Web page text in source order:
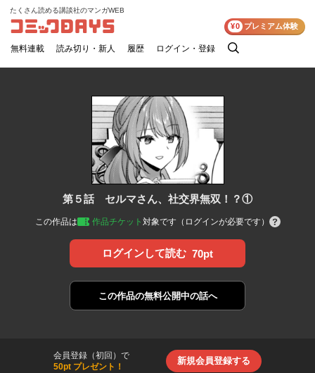
コミックDAYS
たくさん読める講談社のマンガWEB
無料連載 読み切り・新人 履歴 ログイン・登録
検
¥0 プレミアム体験
第５話 セルマさん、社交界無双！？①
この作品は 作品チケット 対象です（ログインが必要です）
ログインして読む 70pt
この作品の無料公開中の話へ
会員登録（初回）で
50pt プレゼント！
新規会員登録する